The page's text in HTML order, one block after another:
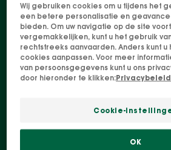
in zinnenprikkelende formules
zonnefilters die de oceanen
respecteren. U zult u als een
voelen.
Verzorging na de zon
Wij gebruiken cookies om u tijdens het
een betere personalisatie en
bieden. Om uw navigatie op de site
vergemakkelijken, kunt u het gebruik
rechtstreeks aanvaarden. Anders kunt u
cookies aanpassen. Voor meer
van persoonsgegevens kunt u ons
door hieronder te klikken:Privacybeleid
Cookie-
OK